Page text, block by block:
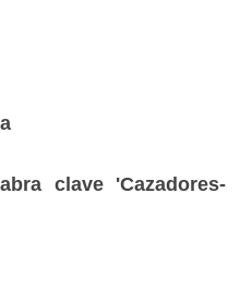
clave 'Cazadores-